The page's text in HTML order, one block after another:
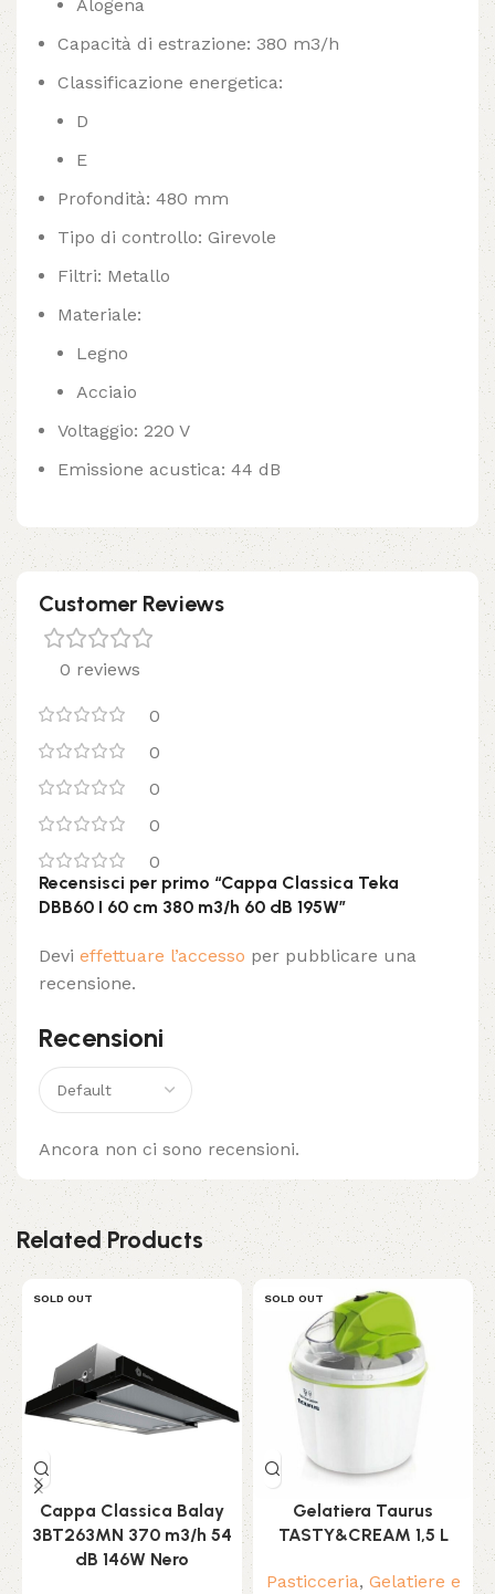
Alogena
Capacità di estrazione: 380 m3/h
Classificazione energetica:
D
E
Profondità: 480 mm
Tipo di controllo: Girevole
Filtri: Metallo
Materiale:
Legno
Acciaio
Voltaggio: 220 V
Emissione acustica: 44 dB
Customer Reviews
0 reviews
0
0
0
0
0
Recensioni
Ancora non ci sono recensioni.
Recensisci per primo “Cappa Classica Teka
DBB60 I 60 cm 380 m3/h 60 dB 195W”
Devi effettuare l’accesso per pubblicare una
recensione.
Related Products
SOLD OUT
Cappa Classica Balay
3BT263MN 370 m3/h 54
dB 146W Nero
SOLD OUT
Gelatiera Taurus
TASTY&CREAM 1,5 L
Pasticceria, Gelatiere e